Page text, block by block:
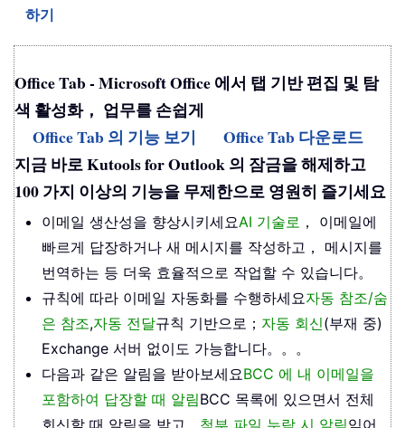
하기
Office Tab - Microsoft Office 에서 탭 기반 편집 및 탐
색 활성화， 업무를 손쉽게
Office Tab 의 기능 보기
Office Tab 다운로드
지금 바로 Kutools for Outlook 의 잠금을 해제하고
100 가지 이상의 기능을 무제한으로 영원히 즐기세요
이메일 생산성을 향상시키세요AI 기술로 ， 이메일에
빠르게 답장하거나 새 메시지를 작성하고， 메시지를
번역하는 등 더욱 효율적으로 작업할 수 있습니다。
규칙에 따라 이메일 자동화를 수행하세요자동 참조/숨
은 참조,자동 전달규칙 기반으로； 자동 회신(부재 중)
Exchange 서버 없이도 가능합니다。。。
다음과 같은 알림을 받아보세요BCC 에 내 이메일을
포함하여 답장할 때 알림BCC 목록에 있으면서 전체